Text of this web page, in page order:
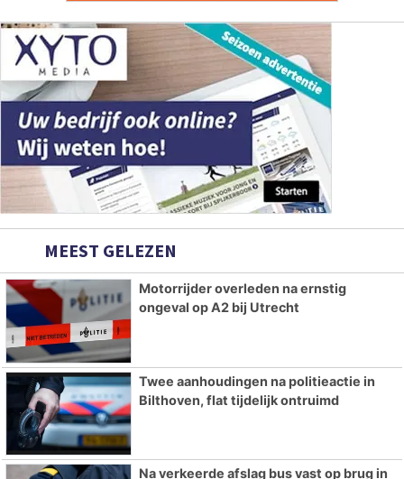
MEEST GELEZEN
Motorrijder overleden na ernstig
ongeval op A2 bij Utrecht
Twee aanhoudingen na politieactie in
Bilthoven, flat tijdelijk ontruimd
Na verkeerde afslag bus vast op brug in